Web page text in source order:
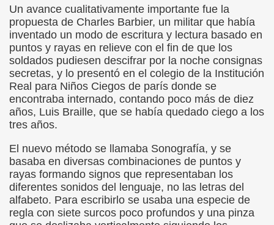
Un avance cualitativamente importante fue la
propuesta de Charles Barbier, un militar que había
inventado un modo de escritura y lectura basado en
puntos y rayas en relieve con el fin de que los
soldados pudiesen descifrar por la noche consignas
secretas, y lo presentó en el colegio de la Institución
Real para Niños Ciegos de parís donde se
encontraba internado, contando poco más de diez
años, Luis Braille, que se había quedado ciego a los
tres años.
El nuevo método se llamaba Sonografía, y se
basaba en diversas combinaciones de puntos y
rayas formando signos que representaban los
diferentes sonidos del lenguaje, no las letras del
alfabeto. Para escribirlo se usaba una especie de
regla con siete surcos poco profundos y una pinza
Martín Figueroa)
Lectobraillístico (Egosan)
ajedrecistas ciegos (Roberto Enjuto)
Martín Figueroa)
Ángel Vázquez)